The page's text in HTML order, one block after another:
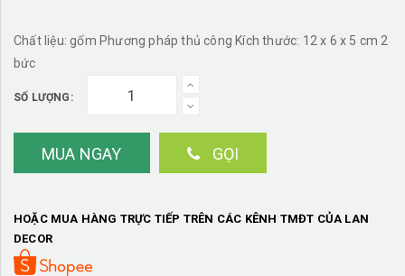
Chất liệu: gốm Phương pháp thủ công Kích thước: 12 x 6 x 5 cm 2
bức
SỐ LƯỢNG:
MUA NGAY GỌI
HOẶC MUA HÀNG TRỰC TIẾP TRÊN CÁC KÊNH TMĐT CỦA LAN
DECOR